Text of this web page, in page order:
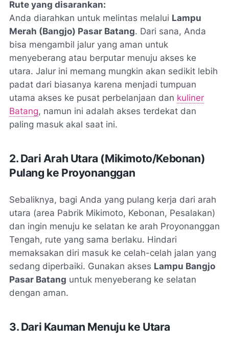
Rute yang disarankan:
Anda diarahkan untuk melintas melalui Lampu
Merah (Bangjo) Pasar Batang. Dari sana, Anda
bisa mengambil jalur yang aman untuk
menyeberang atau berputar menuju akses ke
utara. Jalur ini memang mungkin akan sedikit lebih
padat dari biasanya karena menjadi tumpuan
utama akses ke pusat perbelanjaan dan kuliner
Batang, namun ini adalah akses terdekat dan
paling masuk akal saat ini.
2. Dari Arah Utara (Mikimoto/Kebonan)
Pulang ke Proyonanggan
Sebaliknya, bagi Anda yang pulang kerja dari arah
utara (area Pabrik Mikimoto, Kebonan, Pesalakan)
dan ingin menuju ke selatan ke arah Proyonanggan
Tengah, rute yang sama berlaku. Hindari
memaksakan diri masuk ke celah-celah jalan yang
sedang diperbaiki. Gunakan akses Lampu Bangjo
Pasar Batang untuk menyeberang ke selatan
dengan aman.
3. Dari Kauman Menuju ke Utara